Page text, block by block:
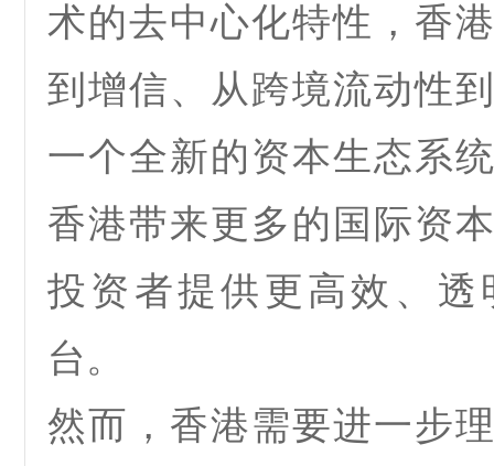
术的去中心化特性 ，香
到增信、从跨境流动性
一个全新的资本生态系
香港带来更多的国际资
投资者提供更高效、透
台。
然而， 香港需要进一步